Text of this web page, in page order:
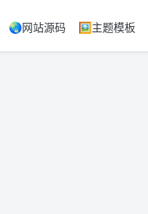
🌏网站源码 🖼️主题模板